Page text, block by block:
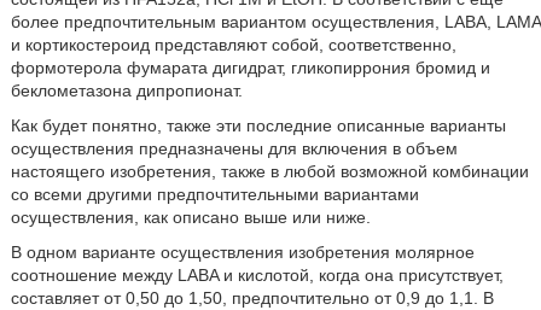
более предпочтительным вариантом осуществления, LABA, LAMA
и кортикостероид представляют собой, соответственно,
формотерола фумарата дигидрат, гликопиррония бромид и
беклометазона дипропионат.
Как будет понятно, также эти последние описанные варианты
осуществления предназначены для включения в объем
настоящего изобретения, также в любой возможной комбинации
со всеми другими предпочтительными вариантами
осуществления, как описано выше или ниже.
В одном варианте осуществления изобретения молярное
соотношение между LABA и кислотой, когда она присутствует,
составляет от 0,50 до 1,50, предпочтительно от 0,9 до 1,1. В